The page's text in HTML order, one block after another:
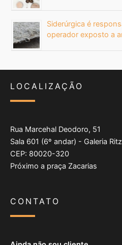
Siderúrgica é
operador exposto a
LOCALIZAÇÃO
Rua Marcehal Deodoro, 51
Sala 601 (6º andar) - Galeria
CEP: 80020-320
Próximo a praça Zacarias
CONTATO